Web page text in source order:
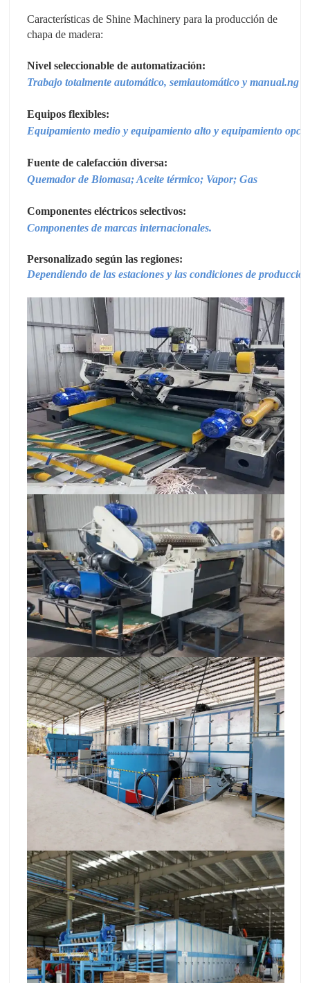
Características de Shine Machinery para la producción de
chapa de madera:
Nivel seleccionable de automatización:
Trabajo totalmente automático, semiautomático y manual.ng
Equipos flexibles:
Equipamiento medio y equipamiento alto y equipamiento
Fuente de calefacción diversa:
Quemador de Biomasa; Aceite térmico; Vapor; Gas
Componentes eléctricos selectivos:
Componentes de marcas internacionales.
Personalizado según las regiones:
Dependiendo de las estaciones y las condiciones de